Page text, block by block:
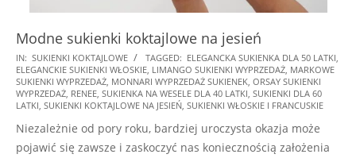
Modne sukienki koktajlowe na jesień
2024-
11-
20
IN: SUKIENKI KOKTAJLOWE TAGGED: ELEGANCKA SUKIENKA DLA 50 LATKI,
ELEGANCKIE SUKIENKI WŁOSKIE, LIMANGO SUKIENKI WYPRZEDAŻ, MARKOWE
SUKIENKI WYPRZEDAŻ, MONNARI WYPRZEDAŻ SUKIENEK, ORSAY SUKIENKI
WYPRZEDAŻ, RENEE, SUKIENKA NA WESELE DLA 40 LATKI, SUKIENKI DLA 60
LATKI, SUKIENKI KOKTAJLOWE NA JESIEŃ, SUKIENKI WŁOSKIE I FRANCUSKIE
Niezależnie od pory roku, bardziej uroczysta okazja może
pojawić się zawsze i zaskoczyć nas koniecznością założenia